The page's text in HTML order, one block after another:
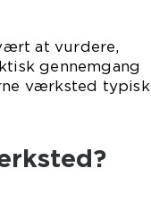
at vurdere,
gennemgang
værksted typisk